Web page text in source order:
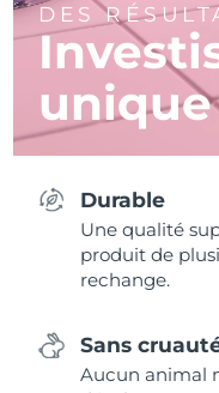
DES
unique
Durable
Une qualité
produit de
rechange.
Sans
Aucun animal